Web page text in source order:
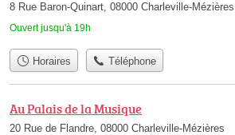
8 Rue Baron-Quinart, 08000 Charleville-Mézières
Ouvert jusqu'à 19h
Horaires Téléphone
Au Palais de la Musique
20 Rue de Flandre, 08000 Charleville-Mézières